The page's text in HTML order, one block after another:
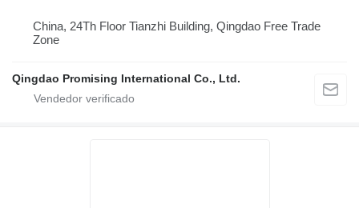
China, 24Th Floor Tianzhi Building, Qingdao Free Trade
Zone
Qingdao Promising International Co., Ltd.